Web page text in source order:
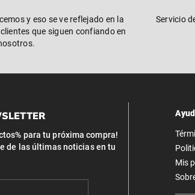
y eso se ve reflejado en la
que siguen confiando en
Servicio
para tu próxima compra!
de las últimas noticias en tu
Mis